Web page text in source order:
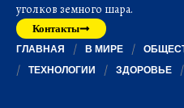
уголков земного шара.
Контакты
ГЛАВНАЯ В МИРЕ
ТЕХНОЛОГИИ
ЗДОРОВЬЕ